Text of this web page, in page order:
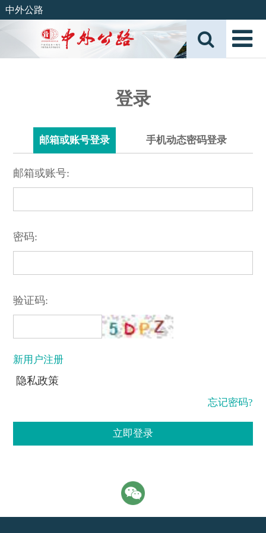
中外公路
登录
邮箱或账号登录 手机动态密码登录
邮箱或账号:
密码:
验证码:
新用户注册
隐私政策
忘记密码?
立即登录